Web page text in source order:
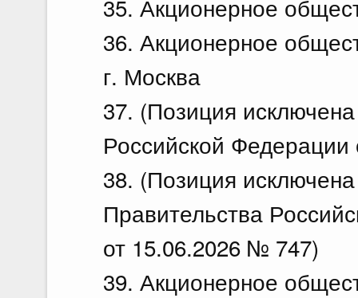
35. Акционерное
36. Акционерное
г. Москва
37. (Позиция
Российской
38. (Позиция
Правительства
от 15.06.2026 № 747)
39. Акционерное